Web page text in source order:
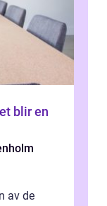
av de